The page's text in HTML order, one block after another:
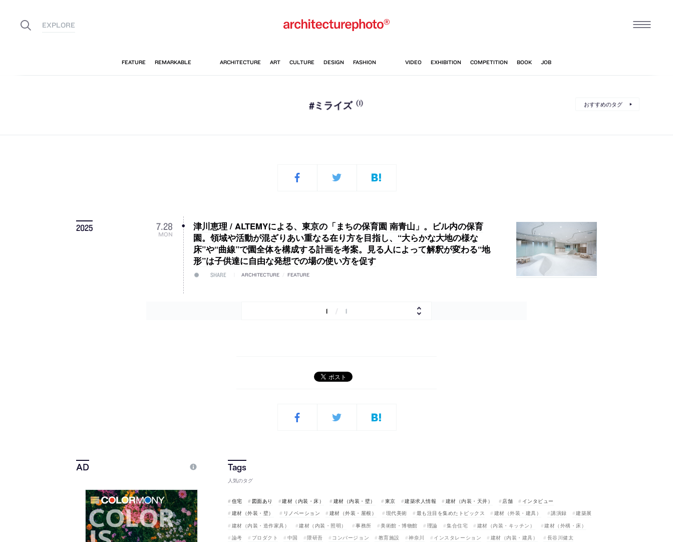
#ミライズ (1) おすすめのタグ
2025 7.28
MON
津川恵理 / ALTEMYによる、東京の「まちの保育園 南青山」。ビル内の保育
園。領域や活動が混ざりあい重なる在り方を目指し、“大らかな大地の様な
床”や“曲線”で園全体を構成する計画を考案。見る人によって解釈が変わる“地
形”は子供達に自由な発想での場の使い方を促す
SHARE ARCHITECTURE FEATURE
1 / 1
人気のタグ
住宅 図面あり 建材（内装・床） 建材（内装・壁） 東京 建築求人情報 建材（内装・天井） 店舗
インタビュー
建材（外装・壁）
リノベーション 建材（外装・屋根） 現代美術 最も注目を集めたトピックス 建材（外装・建具） 講演録
建築展
建材（内装・造作家具）
建材（内装・照明） 事務所 美術館・博物館 理論 集合住宅 建材（内装・キッチン）
建材（外構・床）
論考
プロダクト 中国 隈研吾 コンバージョン 教育施設 神奈川 インスタレーション 建材（内装・建具）
長谷川健太